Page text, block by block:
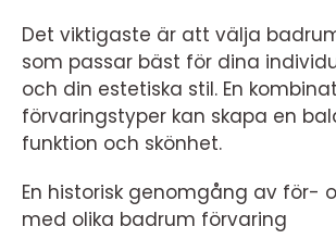
Det viktigaste är att välja
som passar bäst för dina
och din estetiska stil. En
förvaringstyper kan skapa en
funktion och skönhet.
En historisk genomgång av för-
med olika badrum förvaring